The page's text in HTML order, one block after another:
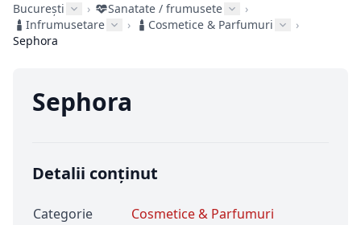
ofere posibilitatea firmel...
București › Sanatate / frumusete
›
Infrumusetare
› Cosmetice & Parfumuri
›
Sephora
Sephora
Detalii conținut
Categorie Cosmetice & Parfumuri